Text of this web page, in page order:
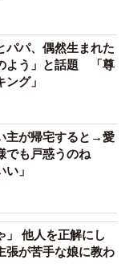
パパ、偶然生まれた
よう」と話題 「尊
グ」
主が帰宅すると→愛
でも戸惑うのね
」
」 他人を正解にし
が苦手な娘に教わ